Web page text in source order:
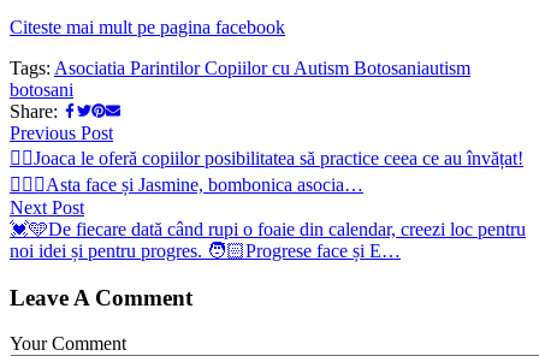
în
varsta…
Citeste mai mult pe pagina facebook
Tags: Asociatia Parintilor Copiilor cu Autism Botosaniautism
botosani
Share:
Post
navigation
Previous PostPrevious
post:
🤼‍♀️Joaca le oferă copiilor posibilitatea să practice ceea ce au învățat!
👱🏻‍♀️Asta face și Jasmine, bombonica asocia…
Next PostNext
post:
💓🩵De fiecare dată când rupi o foaie din calendar, creezi loc pentru
noi idei și pentru progres. 🧑🏻Progrese face și E…
Leave A Comment
Your Comment